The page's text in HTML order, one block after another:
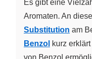
Es gibt eine
Aromaten. An
Substitution am
Benzol kurz
von Benzol